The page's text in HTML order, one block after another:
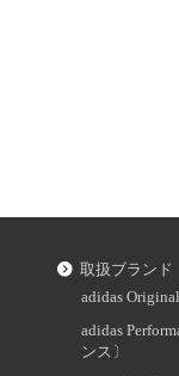
取扱ブランド
adidas
adidas
ンス〕